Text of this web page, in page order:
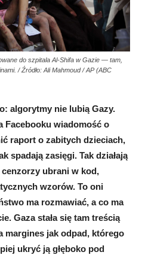
do szpitala Al-Shifa w Gazie — tam,
/ Źródło: Ali Mahmoud / AP (ABC
algorytmy nie lubią Gazy.
Facebooku wiadomość o
raport o zabitych dzieciach,
spadają zasięgi. Tak działają
cenzorzy ubrani w kod,
wzorów. To oni
ma rozmawiać, a co ma
Gaza stała się tam treścią
margines jak odpad, którego
ukryć ją głęboko pod